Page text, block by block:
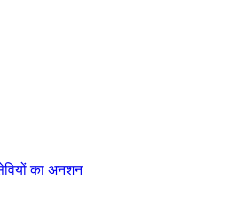
का अनशन